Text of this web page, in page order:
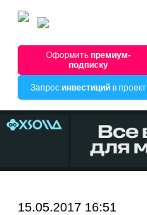
Оформитьпремиум-
подписку
Запрос инвестицийв проект
15.05.2017 16:51